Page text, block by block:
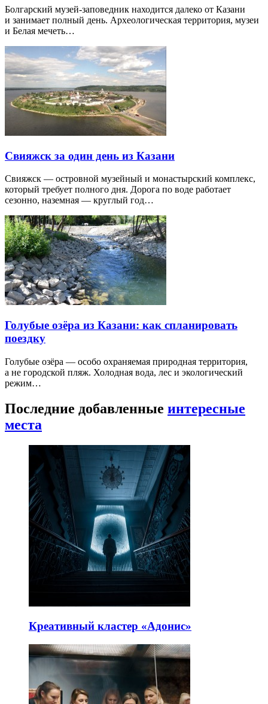
Болгарский музей-заповедник находится далеко от Казани
и занимает полный день. Археологическая территория, музеи
и Белая мечеть…
Свияжск за один день из Казани
Свияжск — островной музейный и монастырский комплекс,
который требует полного дня. Дорога по воде работает
сезонно, наземная — круглый год…
Голубые озёра из Казани: как спланировать
поездку
Голубые озёра — особо охраняемая природная территория,
а не городской пляж. Холодная вода, лес и экологический
режим…
Последние добавленные интересные
места
Креативный кластер «Адонис»